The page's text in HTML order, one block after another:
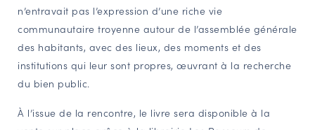
n’entravait pas l’expression d’une riche vie
communautaire troyenne autour de l’assemblée générale
des habitants, avec des lieux, des moments et des
institutions qui leur sont propres, œuvrant à la recherche
du bien public.
À l’issue de la rencontre, le livre sera disponible à la